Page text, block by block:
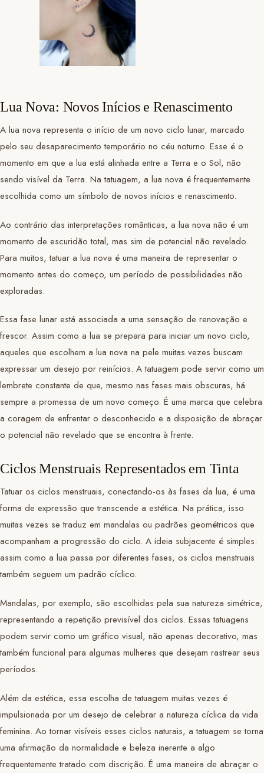
Lua Nova: Novos Inícios e Renascimento
A lua nova representa o início de um novo ciclo lunar, marcado
pelo seu desaparecimento temporário no céu noturno. Esse é o
momento em que a lua está alinhada entre a Terra e o Sol, não
sendo visível da Terra. Na tatuagem, a lua nova é frequentemente
escolhida como um símbolo de novos inícios e renascimento.
Ao contrário das interpretações românticas, a lua nova não é um
momento de escuridão total, mas sim de potencial não revelado.
Para muitos, tatuar a lua nova é uma maneira de representar o
momento antes do começo, um período de possibilidades não
exploradas.
Essa fase lunar está associada a uma sensação de renovação e
frescor. Assim como a lua se prepara para iniciar um novo ciclo,
aqueles que escolhem a lua nova na pele muitas vezes buscam
expressar um desejo por reinícios. A tatuagem pode servir como um
lembrete constante de que, mesmo nas fases mais obscuras, há
sempre a promessa de um novo começo. É uma marca que celebra
a coragem de enfrentar o desconhecido e a disposição de abraçar
o potencial não revelado que se encontra à frente.
Ciclos Menstruais Representados em Tinta
Tatuar os ciclos menstruais, conectando-os às fases da lua, é uma
forma de expressão que transcende a estética. Na prática, isso
muitas vezes se traduz em mandalas ou padrões geométricos que
acompanham a progressão do ciclo. A ideia subjacente é simples:
assim como a lua passa por diferentes fases, os ciclos menstruais
também seguem um padrão cíclico.
Mandalas, por exemplo, são escolhidas pela sua natureza simétrica,
representando a repetição previsível dos ciclos. Essas tatuagens
podem servir como um gráfico visual, não apenas decorativo, mas
também funcional para algumas mulheres que desejam rastrear seus
períodos.
Além da estética, essa escolha de tatuagem muitas vezes é
impulsionada por um desejo de celebrar a natureza cíclica da vida
feminina. Ao tornar visíveis esses ciclos naturais, a tatuagem se torna
uma afirmação da normalidade e beleza inerente a algo
frequentemente tratado com discrição. É uma maneira de abraçar o